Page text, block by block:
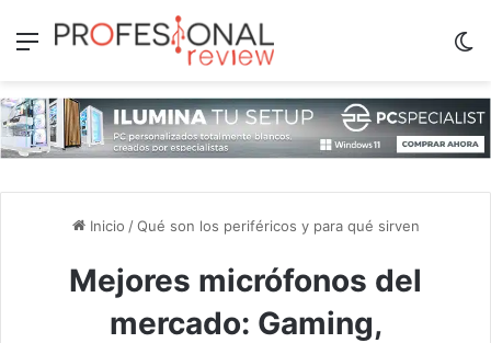
Menú
Inicio / Qué son los periféricos y para qué sirven
Mejores micrófonos del
mercado: Gaming,